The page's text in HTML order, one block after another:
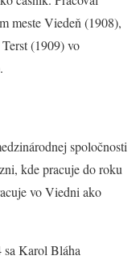
meste Viedeň (1908),
(1909) vo
spoločnosti
kde pracuje do roku
vo Viedni ako
sa Karol Bláha